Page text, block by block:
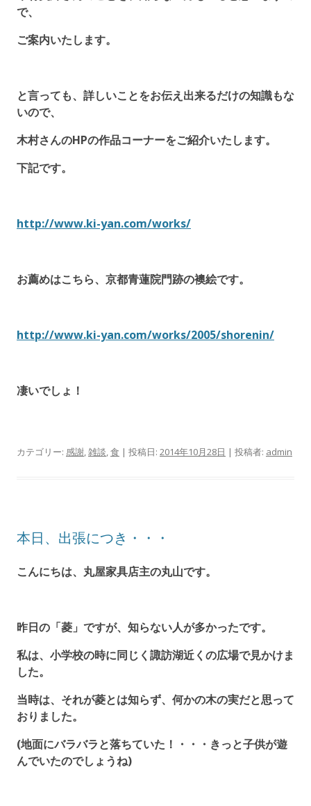
で、
ご案内いたします。
と言っても、詳しいことをお伝え出来るだけの知識もな
いので、
木村さんのHPの作品コーナーをご紹介いたします。
下記です。
http://www.ki-yan.com/works/
お薦めはこちら、京都青蓮院門跡の襖絵です。
http://www.ki-yan.com/works/2005/shorenin/
凄いでしょ！
カテゴリー: 感謝,雑談,食 | 投稿日: 2014年10月28日 | 投稿者: admin
本日、出張につき・・・
こんにちは、丸屋家具店主の丸山です。
昨日の「菱」ですが、知らない人が多かったです。
私は、小学校の時に同じく諏訪湖近くの広場で見かけま
した。
当時は、それが菱とは知らず、何かの木の実だと思って
おりました。
(地面にバラバラと落ちていた！・・・きっと子供が遊
んでいたのでしょうね)